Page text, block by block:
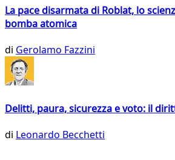
La pace disarmata di Roblat, lo
bomba atomica
di Gerolamo Fazzini
Delitti, paura, sicurezza e voto: il
di Leonardo Becchetti